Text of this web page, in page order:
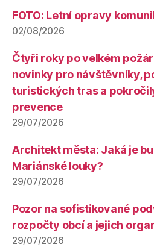
FOTO: Letní opravy
02/08/2026
Čtyři roky po velkém
novinky pro návštěvníky,
turistických tras a
prevence
29/07/2026
Architekt města: Jaká je
Mariánské louky?
29/07/2026
Pozor na sofistikované
rozpočty obcí a jejich
29/07/2026